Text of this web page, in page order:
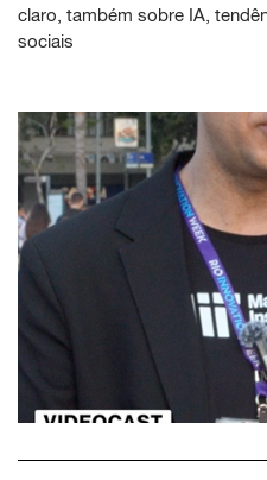
claro, também sobre IA,
sociais